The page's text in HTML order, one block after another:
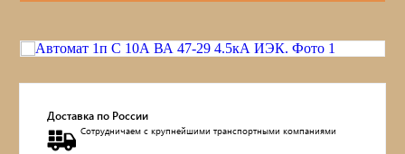
Доставка по России
Сотрудничаем с крупнейшими транспортными компаниями